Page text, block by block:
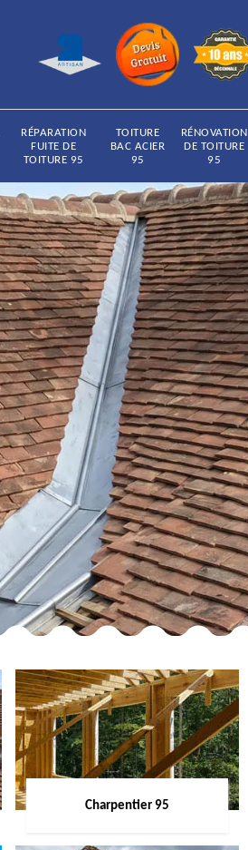
RÉPARATION
FUITE DE
TOITURE 95
TOITURE
BAC ACIER
95
RÉNOVATION
DE TOITURE
95
Charpentier 95